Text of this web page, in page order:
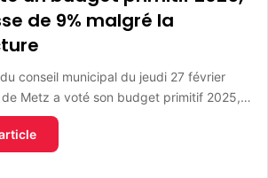
de 9% malgré la
du conseil municipal du jeudi 27 février
de Metz a voté son budget primitif 2025,…